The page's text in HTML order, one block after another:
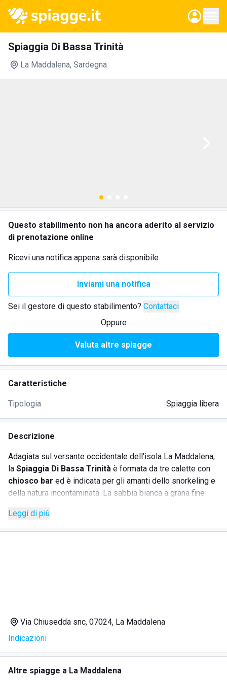
Spiaggia Di Bassa Trinità
La Maddalena, Sardegna
Questo stabilimento non ha ancora aderito al servizio
di prenotazione online
Ricevi una notifica appena sarà disponibile
Inviami una notifica
Sei il gestore di questo stabilimento? Contattaci
Oppure
Valuta altre spiagge
Caratteristiche
Tipologia Spiaggia libera
Descrizione
Adagiata sul versante occidentale dell'isola La Maddalena,
la Spiaggia Di Bassa Trinità è formata da tre calette con
chiosco bar ed è indicata per gli amanti dello snorkeling e
della natura incontaminata. La sabbia bianca a grana fine
cui fanno capolino degli scogli granitici. Anche se esibisce
un fascino selvaggio, la spiaggia libera gode di facile
DOVE SI TROVA SPIAGGIA DI BASSA TRINITÀ
La spiaggia libera è situata nella zona più selvaggia
Completamente immersa nella macchia mediterranea e
Leggi di più
Via Chiusedda snc, 07024, La Maddalena
Indicazioni
Altre spiagge a La Maddalena